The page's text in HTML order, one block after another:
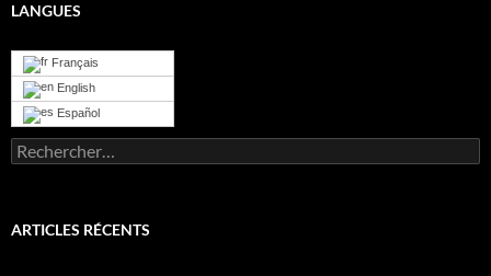
LANGUES
Français
English
Español
Rechercher :
ARTICLES RÉCENTS